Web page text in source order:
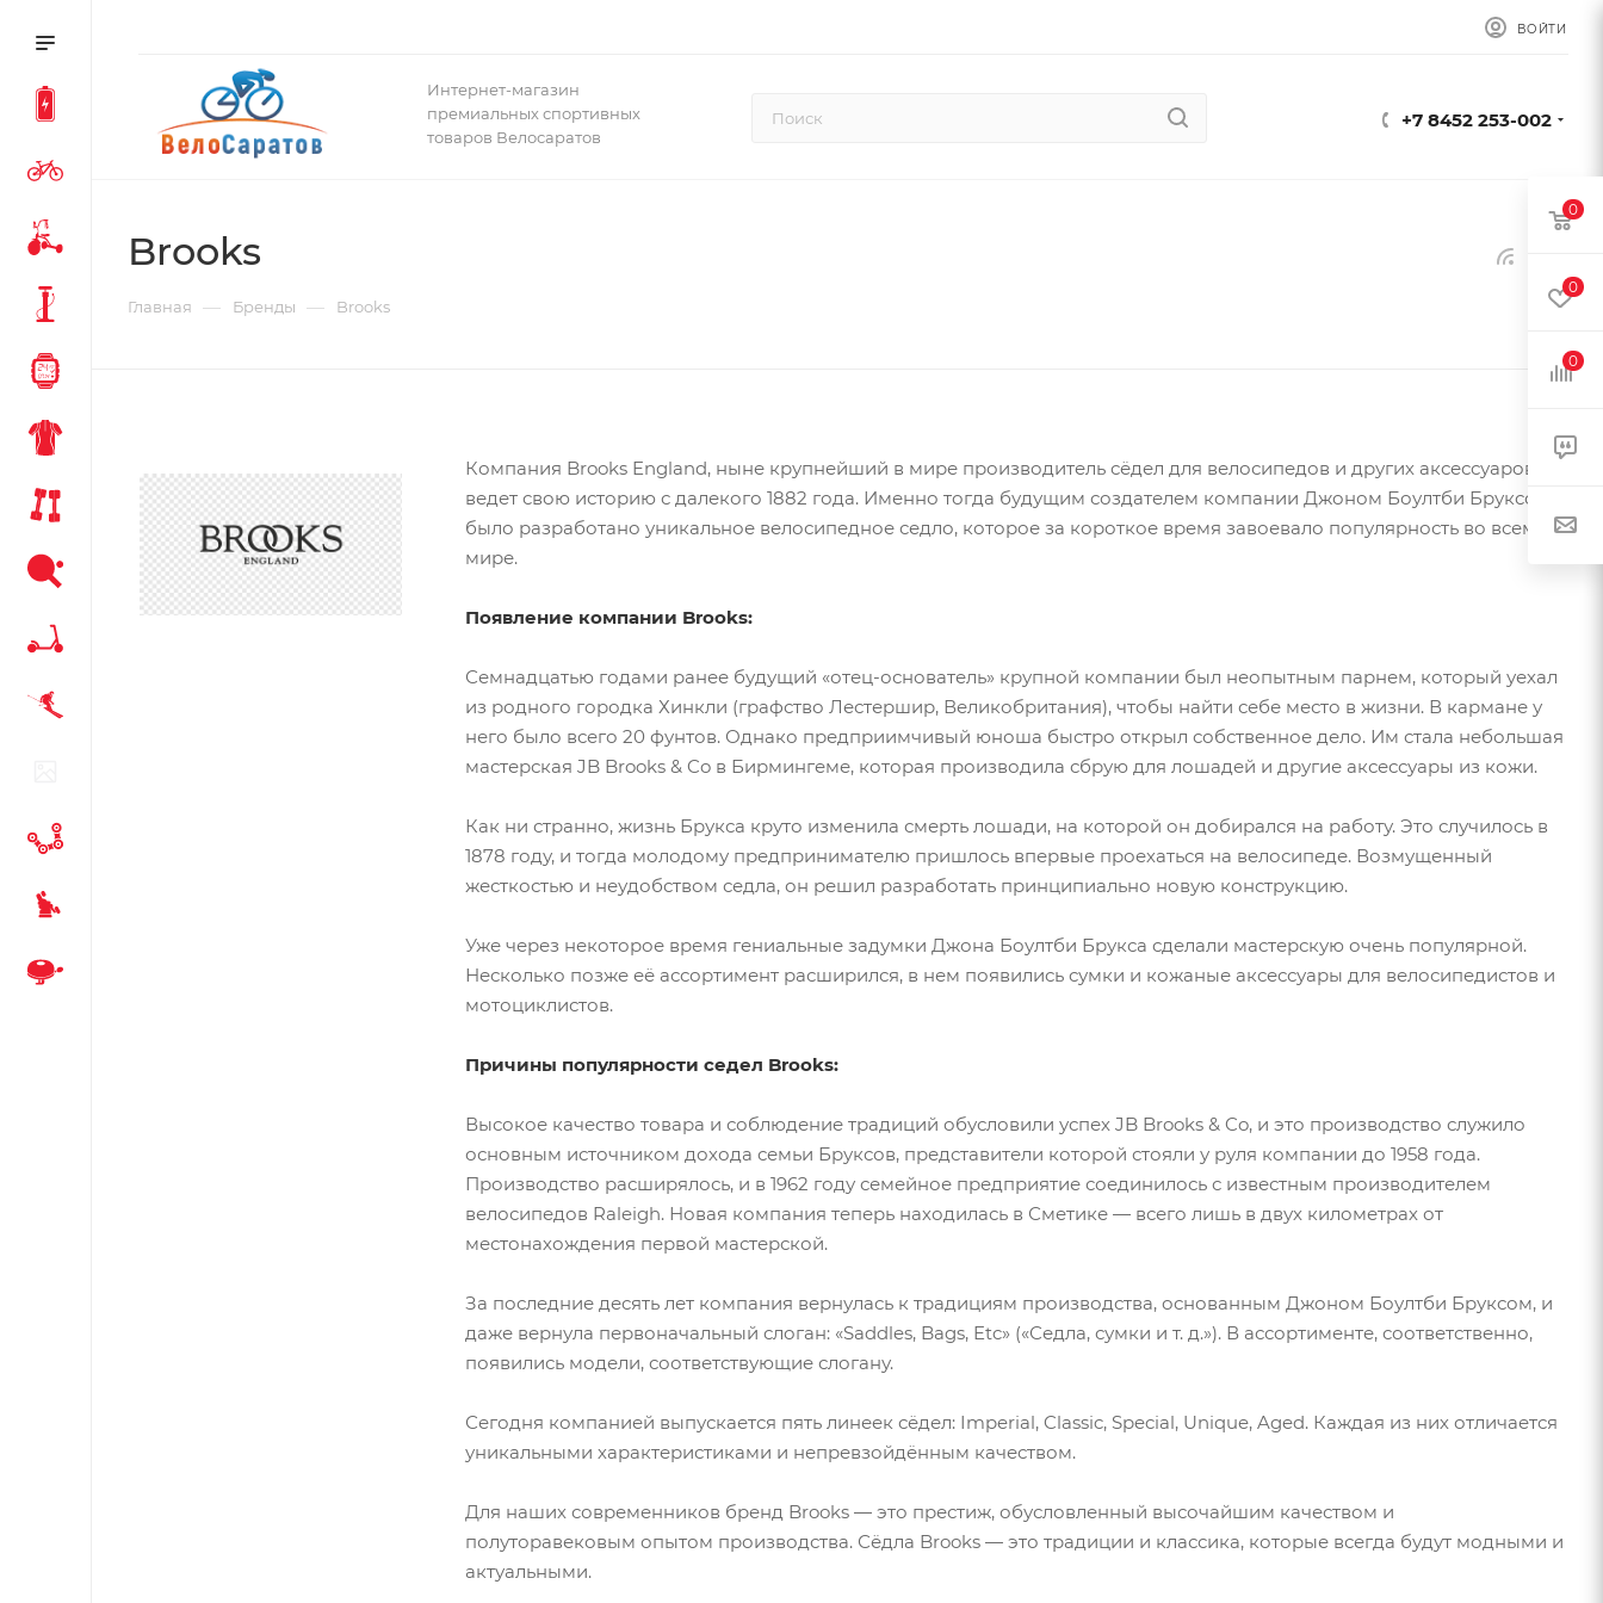
ВОЙТИ
Интернет-магазин
премиальных спортивных
товаров Велосаратов
+7 8452 253-002
Brooks
Главная — Бренды — Brooks
Компания Brooks England, ныне крупнейший в мире производитель сёдел для велосипедов и других аксессуаров,
ведет свою историю с далекого 1882 года. Именно тогда будущим создателем компании Джоном Боултби Бруксом
было разработано уникальное велосипедное седло, которое за короткое время завоевало популярность во всем
мире.
Появление компании Brooks:
Семнадцатью годами ранее будущий «отец-основатель» крупной компании был неопытным парнем, который уехал
из родного городка Хинкли (графство Лестершир, Великобритания), чтобы найти себе место в жизни. В кармане у
него было всего 20 фунтов. Однако предприимчивый юноша быстро открыл собственное дело. Им стала небольшая
мастерская JB Brooks & Co в Бирмингеме, которая производила сбрую для лошадей и другие аксессуары из кожи.
Как ни странно, жизнь Брукса круто изменила смерть лошади, на которой он добирался на работу. Это случилось в
1878 году, и тогда молодому предпринимателю пришлось впервые проехаться на велосипеде. Возмущенный
жесткостью и неудобством седла, он решил разработать принципиально новую конструкцию.
Уже через некоторое время гениальные задумки Джона Боултби Брукса сделали мастерскую очень популярной.
Несколько позже её ассортимент расширился, в нем появились сумки и кожаные аксессуары для велосипедистов и
мотоциклистов.
Причины популярности седел Brooks:
Высокое качество товара и соблюдение традиций обусловили успех JB Brooks & Co, и это производство служило
основным источником дохода семьи Бруксов, представители которой стояли у руля компании до 1958 года.
Производство расширялось, и в 1962 году семейное предприятие соединилось с известным производителем
велосипедов Raleigh. Новая компания теперь находилась в Сметике — всего лишь в двух километрах от
местонахождения первой мастерской.
За последние десять лет компания вернулась к традициям производства, основанным Джоном Боултби Бруксом, и
даже вернула первоначальный слоган: «Saddles, Bags, Etc» («Седла, сумки и т. д.»). В ассортименте, соответственно,
появились модели, соответствующие слогану.
Сегодня компанией выпускается пять линеек сёдел: Imperial, Classic, Special, Unique, Aged. Каждая из них отличается
уникальными характеристиками и непревзойдённым качеством.
Для наших современников бренд Brooks — это престиж, обусловленный высочайшим качеством и
полуторавековым опытом производства. Сёдла Brooks — это традиции и классика, которые всегда будут модными и
актуальными.
0
0
0